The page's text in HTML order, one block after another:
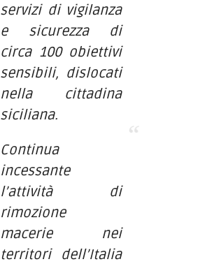
servizi di vigilanza
e sicurezza di
circa 100 obiettivi
sensibili, dislocati
nella cittadina
siciliana.
Continua
incessante
l’attività di
rimozione
macerie nei
territori dell’Italia